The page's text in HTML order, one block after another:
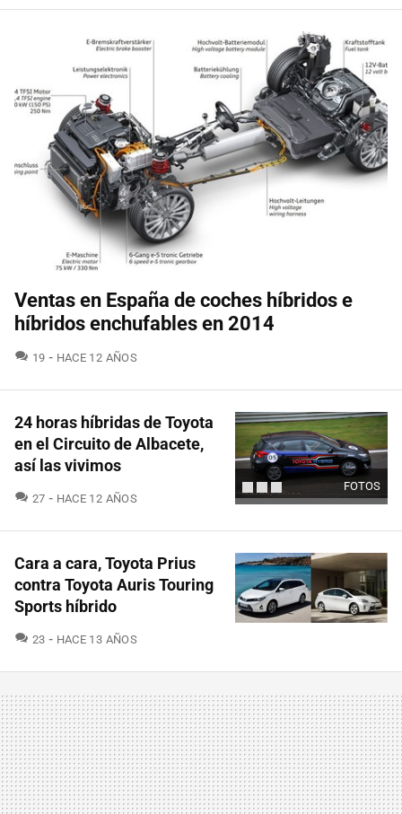
Ventas en España de coches híbridos e
híbridos enchufables en 2014
19 COMENTARIOS
HACE 12 AÑOS
FOTOS
24 horas híbridas de Toyota
en el Circuito de Albacete,
así las vivimos
27 COMENTARIOS
HACE 12 AÑOS
Cara a cara, Toyota Prius
contra Toyota Auris Touring
Sports híbrido
23 COMENTARIOS
HACE 13 AÑOS